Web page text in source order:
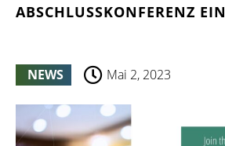
ABSCHLUSSKONFERENZ EIN
NEWS Mai 2, 2023